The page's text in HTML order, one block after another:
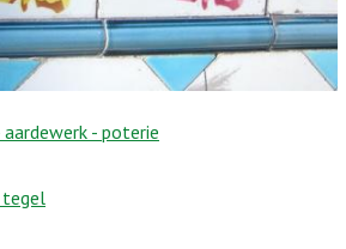
aardewerk - poterie
tegel